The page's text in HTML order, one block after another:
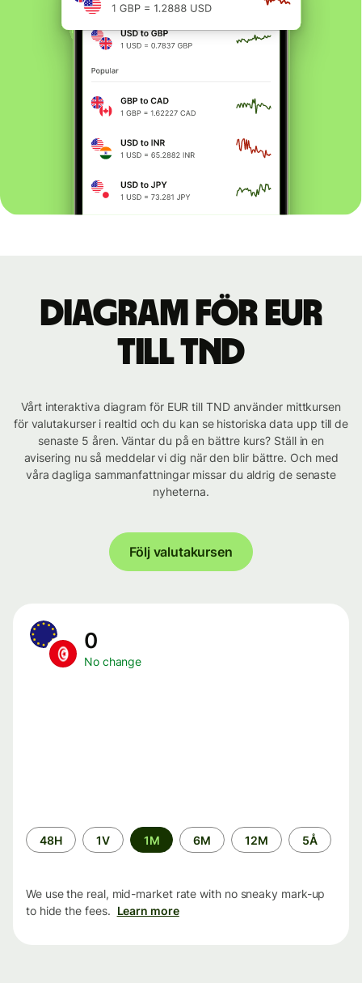
Diagram för EUR
till TND
Vårt interaktiva diagram för EUR till TND använder mittkursen
för valutakurser i realtid och du kan se historiska data upp till de
senaste 5 åren. Väntar du på en bättre kurs? Ställ in en
avisering nu så meddelar vi dig när den blir bättre. Och med
våra dagliga sammanfattningar missar du aldrig de senaste
nyheterna.
Följ valutakursen
0
No change
Time
period
48H 1V 1M 6M 12M 5Å
We use the real, mid-market rate with no sneaky mark-up
to hide the fees. Learn more